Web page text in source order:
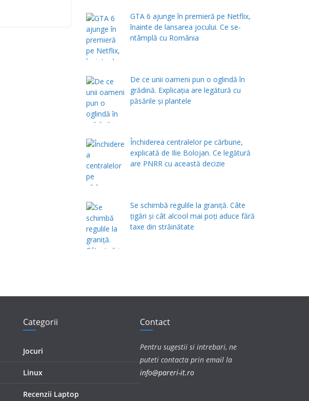
GTA 6 ajunge în premieră pe Netflix,
înainte de lansarea jocului. Ce se-
ntâmplă cu România
De ce unii oameni pun o oglindă în
grădină. Explicația are legătură cu
păsările și plantele
Închiderea centralelor pe cărbune,
explicată de Ilie Bolojan. Ce legătură
are PNRR cu această decizie
Se schimbă regulile la graniță. Câte
țigări și cât alcool mai poți aduce fără
taxe din străinătate
Categorii
Jocuri
Linux
Recenzii Laptop
Contact
Pentru sugestii si intrebari, ne
puteti contacta prin email la
info@pareri-it.ro